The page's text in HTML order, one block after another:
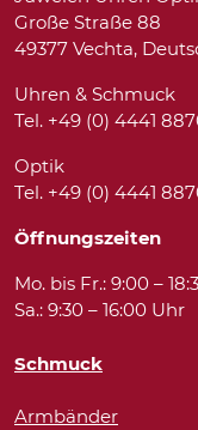
Große Straße 88
49377 Vechta,
Uhren & Schmuck
Tel. +49 (0) 4441
Optik
Tel. +49 (0) 4441
Öffnungszeiten
Mo. bis Fr.: 9:00 –
Sa.: 9:30 – 16:00 Uhr
Schmuck
Armbänder